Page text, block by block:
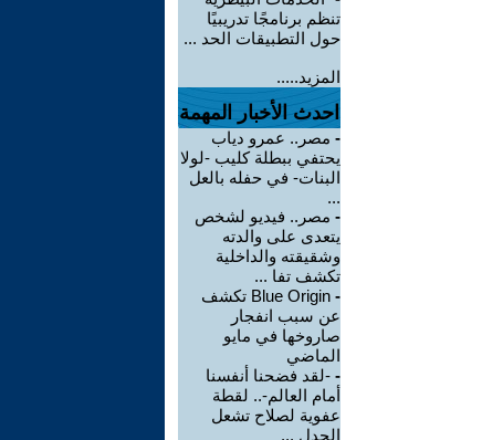
تنظم برنامجًا تدريبيًا
حول التطبيقات الحد ...
المزيد.....
احدث الأخبار المهمة
- مصر.. عمرو دياب
يحتفي ببطلة كليب -لولا
البنات- في حفله بالعل
...
- مصر.. فيديو لشخص
يتعدى على والدته
وشقيقته والداخلية
تكشف تفا ...
-
Blue Origin تكشف
عن سبب انفجار
صاروخها في مايو
الماضي
- -لقد فضحنا أنفسنا
أمام العالم-.. لقطة
عفوية لصلاح تشعل
الجدل ...